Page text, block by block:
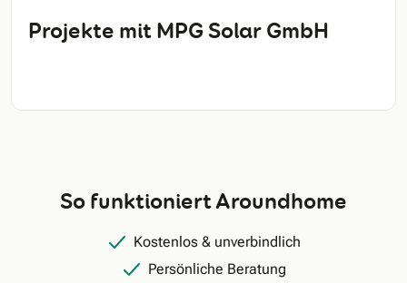
Projekte mit MPG Solar GmbH
So funktioniert Aroundhome
Kostenlos & unverbindlich
Persönliche Beratung